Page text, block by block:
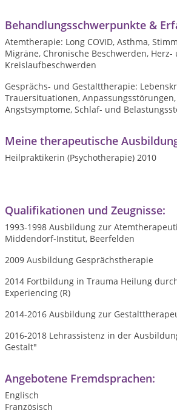
Behandlungsschwerpunkte &
Atemtherapie: Long COVID, Asthma,
Migräne, Chronische Beschwerden, Herz-
Kreislaufbeschwerden
Gesprächs- und Gestalttherapie:
Trauersituationen,
Angstsymptome, Schlaf- und
Meine therapeutische
Heilpraktikerin (Psychotherapie) 2010
Qualifikationen und Zeugnisse:
1993-1998 Ausbildung zur
Middendorf-Institut, Beerfelden
2009 Ausbildung Gesprächstherapie
2014 Fortbildung in Trauma Heilung
Experiencing (R)
2014-2016 Ausbildung zur
2016-2018 Lehrassistenz in der
Gestalt"
Angebotene Fremdsprachen:
Englisch
Französisch